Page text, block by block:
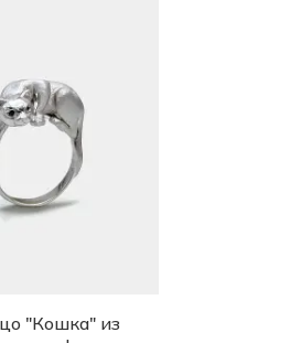
"Кошка" из